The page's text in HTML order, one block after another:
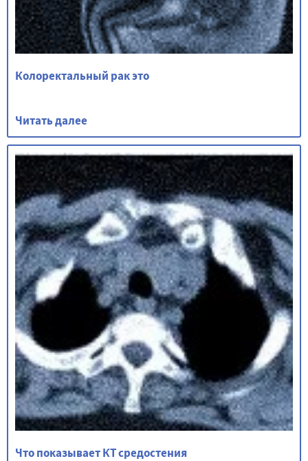
Колоректальный рак это
Читать далее
Что показывает КТ средостения